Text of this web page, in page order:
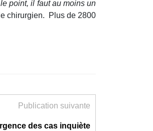
point, il faut au moins un
chirurgien. Plus de 2800
Publication suivante
des cas inquiète